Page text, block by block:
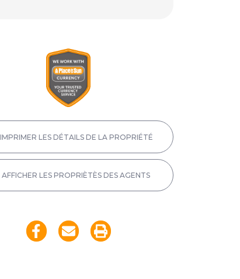
IMPRIMER LES DÉTAILS DE LA PROPRIÉTÉ
AFFICHER LES PROPRIÈTÈS DES AGENTS